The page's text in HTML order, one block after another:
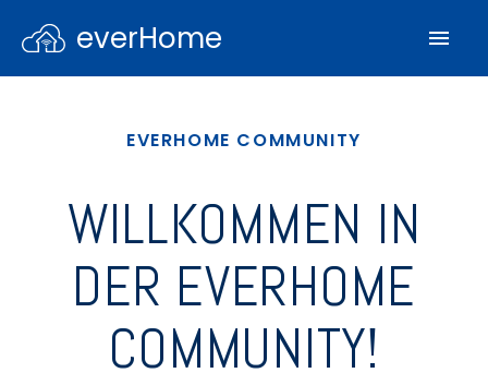
everHome
EVERHOME COMMUNITY
WILLKOMMEN IN
DER EVERHOME
COMMUNITY!